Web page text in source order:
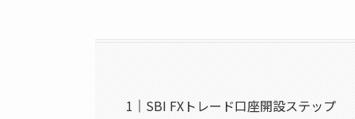
SBI FXトレード口座開設ステップ